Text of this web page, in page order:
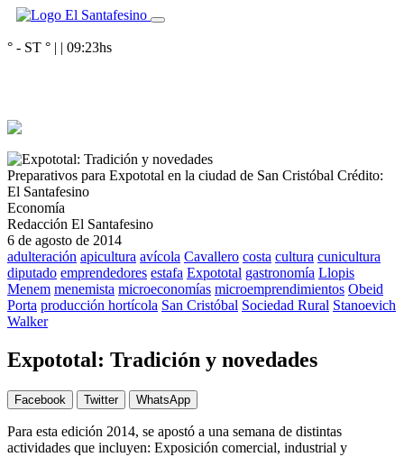
° - ST ° | | 09:23hs
Preparativos para Expototal en la ciudad de San Cristóbal Crédito:
El Santafesino
Economía
Redacción El Santafesino
6 de agosto de 2014
adulteración apicultura avícola Cavallero costa cultura cunicultura
diputado emprendedores estafa Expototal gastronomía Llopis
Menem menemista microeconomías microemprendimientos Obeid
Porta producción hortícola San Cristóbal Sociedad Rural Stanoevich
Walker
Expototal: Tradición y novedades
Facebook Twitter WhatsApp
Para esta edición 2014, se apostó a una semana de distintas
actividades que incluyen: Exposición comercial, industrial y